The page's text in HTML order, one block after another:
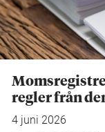
regler från
4 juni 2026